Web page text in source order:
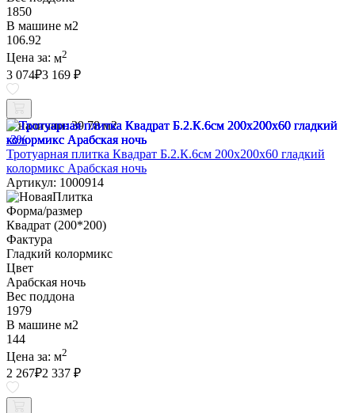
1850
В машине м2
106.92
Цена за: м2
3 074₽3 169 ₽
В наличии: 39.78 м2
-3%
Тротуарная плитка Квадрат Б.2.К.6см 200х200х60 гладкий
колормикс Арабская ночь
Артикул: 1000914
Форма/размер
Квадрат (200*200)
Фактура
Гладкий колормикс
Цвет
Арабская ночь
Вес поддона
1979
В машине м2
144
Цена за: м2
2 267₽2 337 ₽